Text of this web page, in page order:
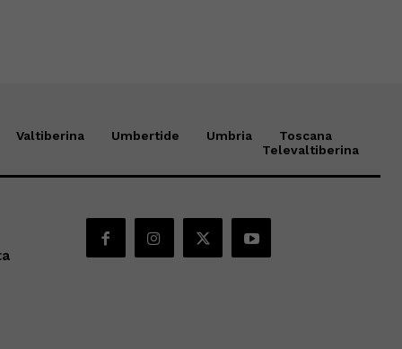
Valtiberina Umbertide Umbria
Toscana
Televaltiberina